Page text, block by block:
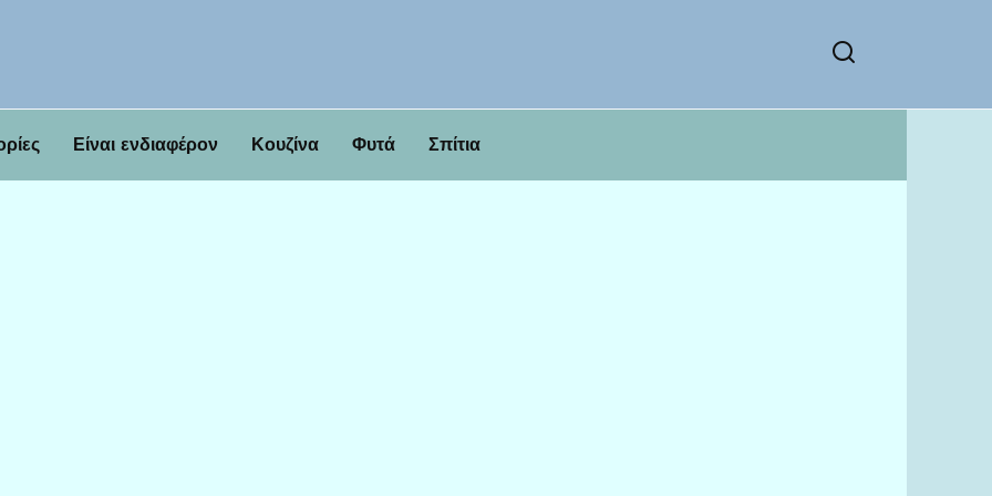
Είναι ενδιαφέρον Κουζίνα Φυτά Σπίτια